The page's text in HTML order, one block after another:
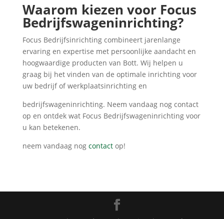
Waarom kiezen voor Focus
Bedrijfswageninrichting?
Focus Bedrijfsinrichting combineert jarenlange
ervaring en expertise met persoonlijke aandacht en
hoogwaardige producten van Bott. Wij helpen u
graag bij het vinden van de optimale inrichting voor
uw bedrijf of werkplaatsinrichting en
bedrijfswageninrichting. Neem vandaag nog contact
op en ontdek wat Focus Bedrijfswageninrichting voor
u kan betekenen.
neem vandaag nog contactop!